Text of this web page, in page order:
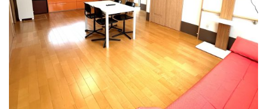
で
予
約
が
便
利
セス
でき
ま
す。